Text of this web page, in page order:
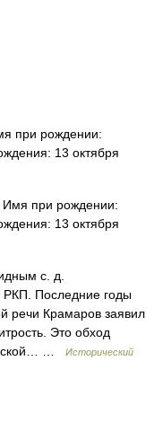
при рождении:
13 октября
при рождении:
13 октября
с. д.
РКП. Последние годы
речи Крамаров заявил
Это обход
…
Исторический